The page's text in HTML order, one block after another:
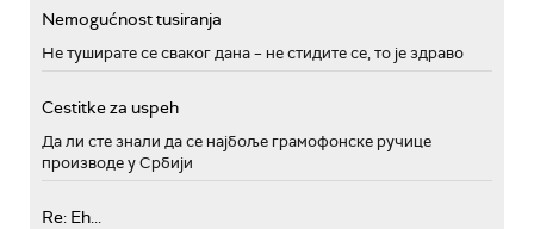
Nemogućnost tusiranja
Не туширате се сваког дана – не стидите се, то је здраво
Cestitke za uspeh
Да ли сте знали да се најбоље грамофонске ручице
производе у Србији
Re: Eh...